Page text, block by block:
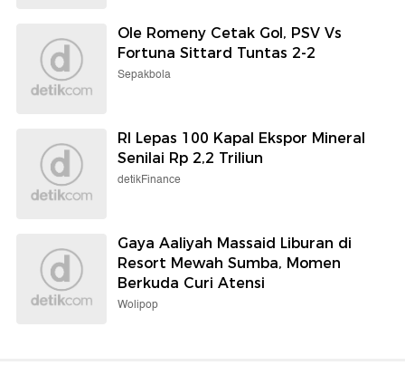
Ole Romeny Cetak Gol, PSV Vs
Fortuna Sittard Tuntas 2-2
Sepakbola
RI Lepas 100 Kapal Ekspor Mineral
Senilai Rp 2,2 Triliun
detikFinance
Gaya Aaliyah Massaid Liburan di
Resort Mewah Sumba, Momen
Berkuda Curi Atensi
Wolipop